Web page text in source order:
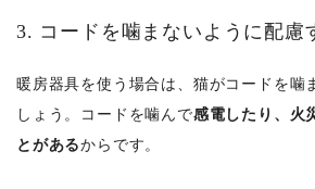
3. コードを噛まないように配慮
暖房器具を使う場合は、猫がコードを噛
しょう。コードを噛んで感電したり、火
とがあるからです。